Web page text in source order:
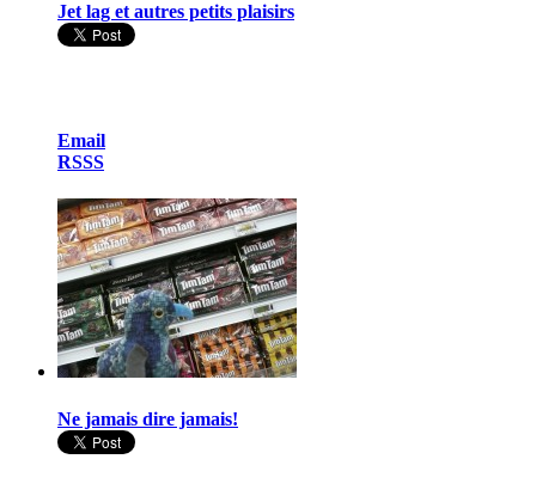
Jet lag et autres petits plaisirs
Email
RSSS
Ne jamais dire jamais!